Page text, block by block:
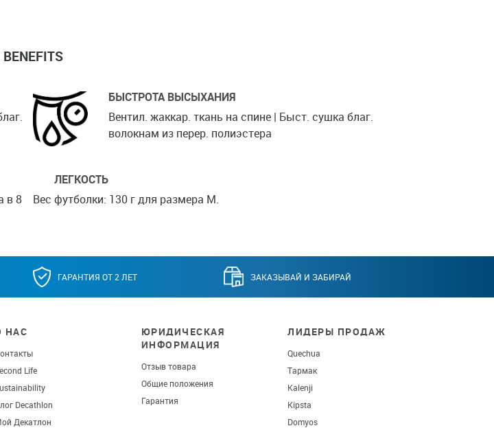
BENEFITS
БЫСТРОТА ВЫСЫХАНИЯ
Вентил. жаккар. ткань на спине | Быст. сушка благ.
волокнам из перер. полиэстера
в 8
ЛЕГКОСТЬ
Вес футболки: 130 г для размера М.
ГАРАНТИЯ ОТ 2 ЛЕТ ЗАКАЗЫВАЙ И ЗАБИРАЙ
НАС
Life
Decathlon
Декатлон
ЮРИДИЧЕСКАЯ
ИНФОРМАЦИЯ
Отзыв товара
Общие положения
Гарантия
ЛИДЕРЫ ПРОДАЖ
Quechua
Тармак
Kalenji
Kipsta
Domyos